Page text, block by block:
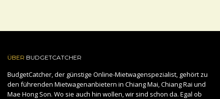
ÜBER BUDGETCATCHER
BudgetCatcher, der günstige Online-Mietwagenspezialist, gehört zu
den führenden Mietwagenanbietern in Chiang Mai, Chiang Rai und
Mae Hong Son. Wo sie auch hin wollen, wir sind schon da. Egal ob